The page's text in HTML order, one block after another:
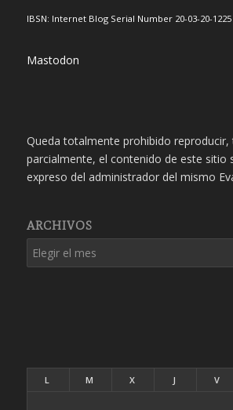
IBSN: Internet Blog Serial Number 20-03-20-1225
Mastodon
Queda totalmente prohibido
parcialmente, el contenido de este sitio
expreso del administrador del mismo
ARCHIVOS
L M X J V